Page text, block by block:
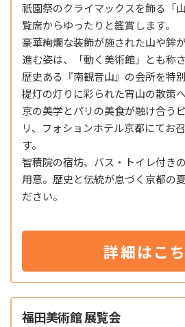
祇園祭のクライマックスを飾る「
覧席からゆったりと鑑賞します。
豪華絢爛な装飾が施された山や鉾
進む姿は、「動く美術館」とも称
歴史ある『南観音山』の会所を特
提灯の灯りに彩られた宵山の散策
京の美学とパリの美食が融け合う
リ、フォションホテル京都にてお
す。
智積院の宿坊、バス・トイレ付き
用意。歴史と伝統が息づく京都の
ださい。
詳細はこ
福田美術館 展覧会